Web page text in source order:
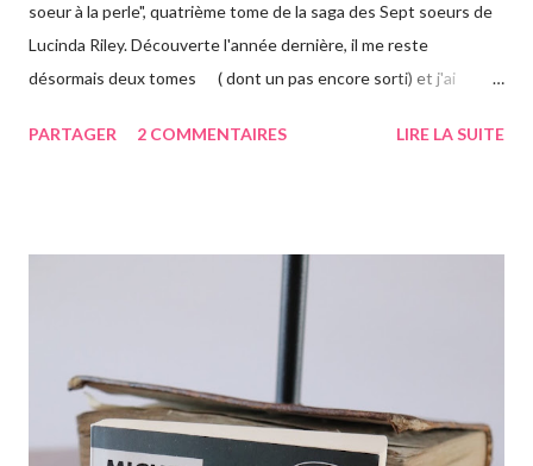
soeur à la perle", quatrième tome de la saga des Sept soeurs de
Lucinda Riley. Découverte l'année dernière, il me reste
désormais deux tomes ( dont un pas encore sorti) et j'ai
avez pu le voir précédemment sur le blog. Cette fois-ci on suit la
campagne anglaise, elle va quant à elle partir à l'autre bout du
globe. Habituée à voyager, mais jamais seule, ce long courrier lui
faire peur, mais pour autant elle va aller jusqu'au bout. Avant
d'arriver en Australie, elle fait escale plusieurs semaines en
Thaïlande, sur l'île de Krabi, où elle était déjà allée avec sa soeur.
Elle retrouve des personnes qu'elle conn...
PARTAGER 2 COMMENTAIRES LIRE LA SUITE